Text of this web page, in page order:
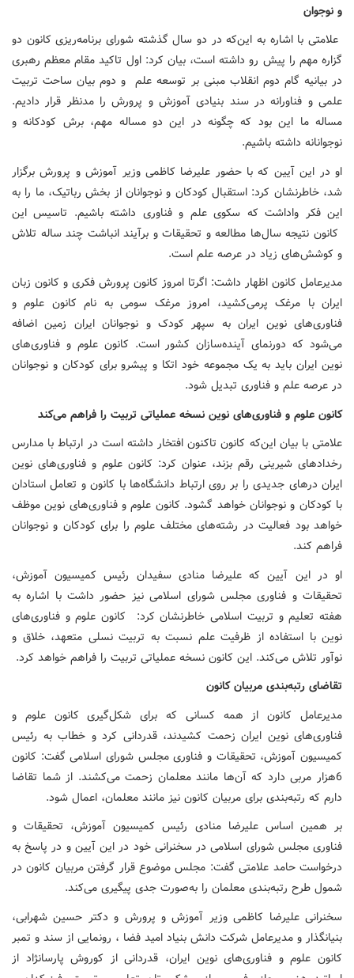
و نوجوان
علامتی با اشاره به این‌که در دو سال گذشته شورای برنامه‌ریزی کانون دو
گزاره مهم را پیش رو داشته است، بیان کرد: اول تاکید مقام معظم رهبری
در بیانیه گام دوم انقلاب مبنی بر توسعه علم و دوم بیان ساحت تربیت
علمی و فناورانه در سند بنیادی آموزش و پرورش را مدنظر قرار دادیم.
مساله ما این بود که چگونه در این دو مساله مهم، برش کودکانه و
نوجوانانه داشته باشیم.
او در این آیین که با حضور علیرضا کاظمی وزیر آموزش و پرورش برگزار
شد، خاطرنشان کرد: استقبال کودکان و نوجوانان از بخش رباتیک، ما را به
این فکر واداشت که سکوی علم و فناوری داشته باشیم. تاسیس این
کانون نتیجه سال‌ها مطالعه و تحقیقات و برآیند انباشت چند ساله تلاش
و کوشش‌های زیاد در عرصه علم است.
مدیرعامل کانون اظهار داشت: اگرتا امروز کانون پرورش فکری و کانون زبان
ایران با مرغک پرمی‌کشید، امروز مرغک سومی به نام کانون علوم و
فناوری‌های نوین ایران به سپهر کودک و نوجوانان ایران زمین اضافه
می‌شود که دورنمای آینده‌سازان کشور است. کانون علوم و فناوری‌های
نوین ایران باید به یک مجموعه خود اتکا و پیشرو برای کودکان و نوجوانان
در عرصه علم و فناوری تبدیل شود.
کانون علوم و فناوری‌های نوین نسخه عملیاتی تربیت را فراهم می‌کند
علامتی با بیان این‌که کانون تاکنون افتخار داشته است در ارتباط با مدارس
رخدادهای شیرینی رقم بزند، عنوان کرد: کانون علوم و فناوری‌های نوین
ایران درهای جدیدی را بر روی ارتباط دانشگاه‌ها با کانون و تعامل استادان
با کودکان و نوجوانان خواهد گشود. کانون علوم و فناوری‌های نوین موظف
خواهد بود فعالیت در رشته‌های مختلف علوم را برای کودکان و نوجوانان
فراهم کند.
او در این آیین که علیرضا منادی سفیدان رئیس کمیسیون آموزش،
تحقیقات و فناوری مجلس شورای اسلامی نیز حضور داشت با اشاره به
هفته تعلیم و تربیت اسلامی خاطرنشان کرد: کانون علوم و فناوری‌های
نوین با استفاده از ظرفیت علم نسبت به تربیت نسلی متعهد، خلاق و
نوآور تلاش می‌کند. این کانون نسخه عملیاتی تربیت را فراهم خواهد کرد.
تقاضای رتبه‌بندی مربیان کانون
مدیرعامل کانون از همه کسانی که برای شکل‌گیری کانون علوم و
فناوری‌های نوین ایران زحمت کشیدند، قدردانی کرد و خطاب به رئیس
کمیسیون آموزش، تحقیقات و فناوری مجلس شورای اسلامی گفت: کانون
6هزار مربی دارد که آن‌ها مانند معلمان زحمت می‌کشند. از شما تقاضا
دارم که رتبه‌بندی برای مربیان کانون نیز مانند معلمان، اعمال شود.
بر همین اساس علیرضا منادی رئیس کمیسیون آموزش، تحقیقات و
فناوری مجلس شورای اسلامی در سخنرانی خود در این آیین و در پاسخ به
درخواست حامد علامتی گفت: مجلس موضوع قرار گرفتن مربیان کانون در
شمول طرح رتبه‌بندی معلمان را به‌صورت جدی پیگیری می‌کند.
سخنرانی علیرضا کاظمی وزیر آموزش و پرورش و دکتر حسین شهرابی،
بنیانگذار و مدیرعامل شرکت دانش بنیاد امید فضا ، رونمایی از سند و تمبر
کانون علوم و فناوری‌های نوین ایران، قدردانی از کوروش پارسانژاد از